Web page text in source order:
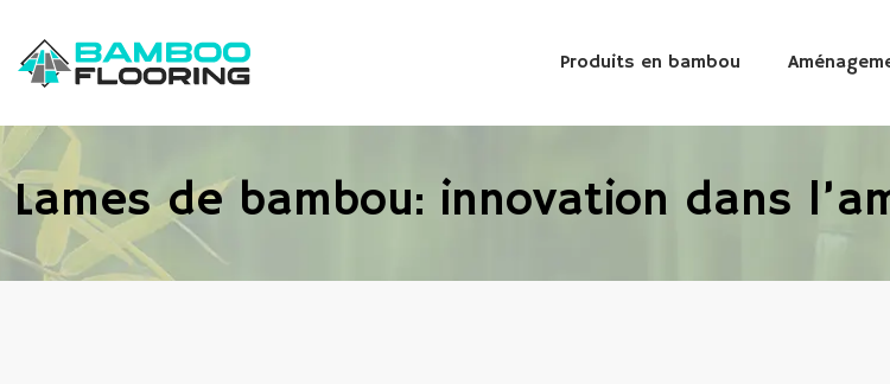
Produits en bambou
Lames de bambou: innovation dans